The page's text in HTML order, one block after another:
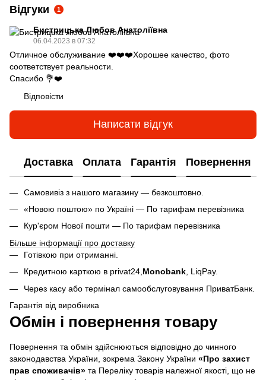
Відгуки 1
Бистрицька Любов Анатоліївна
06.04.2023 в 07:32
Отличное обслуживание ❤️❤️❤️Хорошее качество, фото
соответствует реальности.
Спасибо 💐❤️
Відповісти
Написати відгук
Доставка Оплата Гарантія Повернення
Самовивіз з нашого магазину — безкоштовно.
«Новою поштою» по Україні — По тарифам перевізника
Кур'єром Нової пошти — По тарифам перевізника
Більше інформації про доставку
Готівкою при отриманні.
Кредитною карткою в privat24, Monobank LiqPay.
Через касу або термінал самообслуговування ПриватБанк.
Гарантія від виробника
Обмін і повернення товару
Повернення та обмін здійснюються відповідно до чинного
законодавства України, зокрема Закону України «Про захист
прав споживачів» та Переліку товарів належної якості, що не